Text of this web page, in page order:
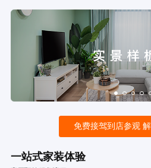
免费接驾到店参观
一站式家装体验